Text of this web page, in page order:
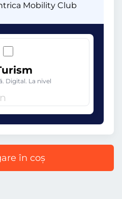
Mobility Club
Digital. La nivel
în coș